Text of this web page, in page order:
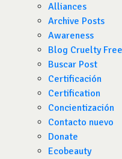
Alliances
Archive Posts
Awareness
Blog Cruelty Free
Buscar Post
Certificación
Certification
Concientización
Contacto nuevo
Donate
Ecobeauty